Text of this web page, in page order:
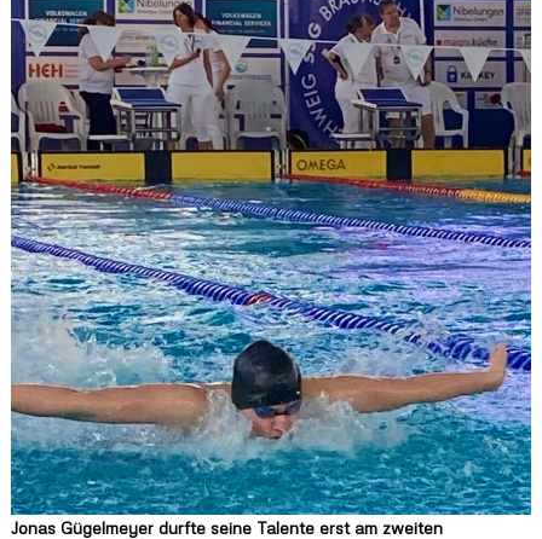
Jonas Gügelmeyer durfte seine Talente erst am zweiten